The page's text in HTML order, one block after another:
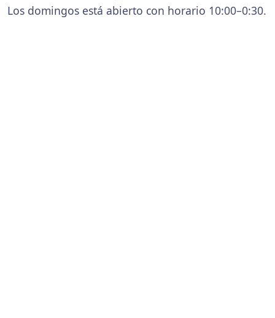
Los domingos está abierto con horario 10:00–0:30.